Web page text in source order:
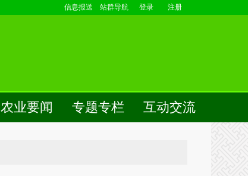
信息报送 站群导航 登录 注册
农业要闻 专题专栏 互动交流